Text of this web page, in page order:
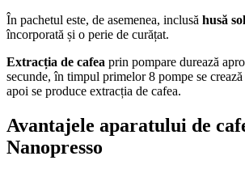
În pachetul este, de asemenea, inclusă husă
încorporată și o perie de curățat.
Extracția de cafea prin pompare durează
secunde, în timpul primelor 8 pompe se crează
apoi se produce extracția de cafea.
Avantajele aparatului de
Nanopresso